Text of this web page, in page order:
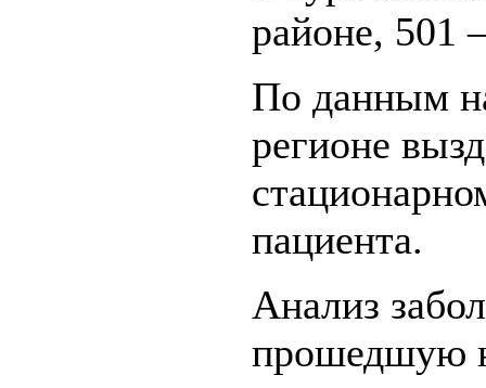
районе, 501
По данным
регионе
пациента.
Анализ
прошедшую